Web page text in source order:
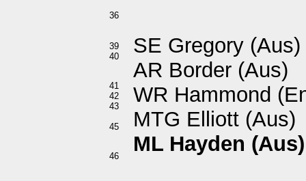
36
39
40
41
42
43
45
46
SE Gregory (Aus)
AR Border (Aus)
WR Hammond
MTG Elliott (Aus)
ML Hayden (Aus)